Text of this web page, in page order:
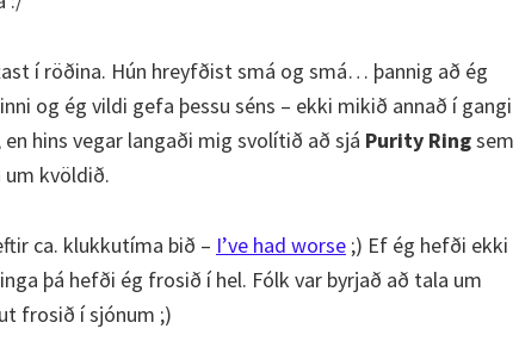
í röðina. Hún hreyfðist smá og smá… þannig að ég
og ég vildi gefa þessu séns – ekki mikið annað í gangi
hins vegar langaði mig svolítið að sjá Purity Ringsem
um kvöldið.
ca. klukkutíma bið – I’ve had worse ;) Ef ég hefði ekki
þá hefði ég frosið í hel. Fólk var byrjað að tala um
frosið í sjónum ;)